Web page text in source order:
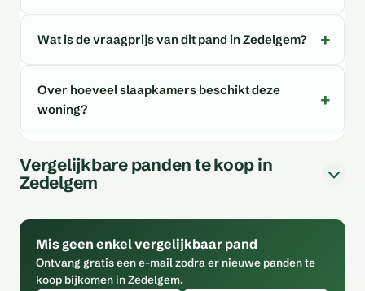
Wat is de vraagprijs van dit pand in Zedelgem?
Over hoeveel slaapkamers beschikt deze
woning?
Vergelijkbare panden te koop in
Zedelgem
Mis geen enkel vergelijkbaar pand
Ontvang gratis een e-mail zodra er nieuwe panden te
koop bijkomen in Zedelgem.